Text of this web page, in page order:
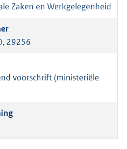
Zaken en Werkgelegenheid
29256
voorschrift (ministeriële